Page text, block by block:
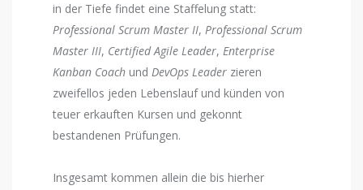
in der Tiefe findet eine Staffelung statt:
Professional Scrum Master II, Professional Scrum
Master III, Certified Agile Leader, Enterprise
Kanban Coach und DevOps Leader zieren
zweifellos jeden Lebenslauf und künden von
teuer erkauften Kursen und gekonnt
bestandenen Prüfungen.
Insgesamt kommen allein die bis hierher